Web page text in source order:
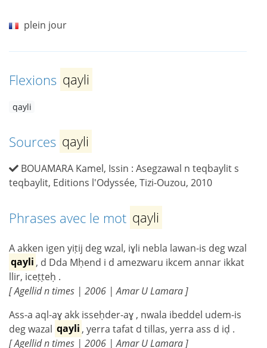
plein jour
Flexions qayli
qayli
Sources qayli
BOUAMARA Kamel, Issin : Asegzawal n teqbaylit s
teqbaylit, Editions l'Odyssée, Tizi-Ouzou, 2010
Phrases avec le mot qayli
A akken igen yiṭij deg wzal, iɣli nebla lawan-is deg wzal
qayli , d Dda Mḥend i d amezwaru ikcem annar ikkat
llir, iceṭṭeḥ .
[ Agellid n times | 2006 | Amar U Lamara ]
Ass-a aql-aɣ akk isseḥder-aɣ , nwala ibeddel udem-is
deg wazal qayli , yerra tafat d tillas, yerra ass d iḍ .
[ Agellid n times | 2006 | Amar U Lamara ]